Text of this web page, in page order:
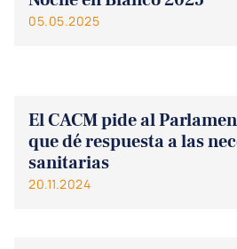
05.05.2025
El CACM pide al
que dé respuesta a las
sanitarias
20.11.2024